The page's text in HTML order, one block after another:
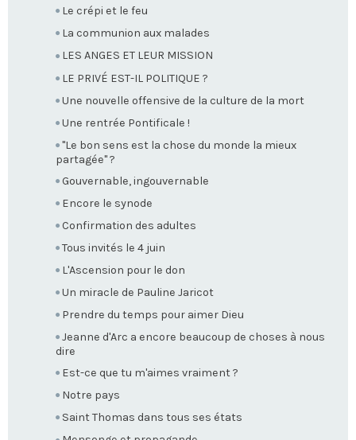
Le crépi et le feu
La communion aux malades
LES ANGES ET LEUR MISSION
LE PRIVÉ EST-IL POLITIQUE ?
Une nouvelle offensive de la culture de la mort
Une rentrée Pontificale !
"Le bon sens est la chose du monde la mieux
partagée" ?
Gouvernable, ingouvernable
Encore le synode
Confirmation des adultes
Tous invités le 4 juin
L'Ascension pour le don
Un miracle de Pauline Jaricot
Prendre du temps pour aimer Dieu
Jeanne d'Arc a encore beaucoup de choses à nous
dire
Est-ce que tu m'aimes vraiment ?
Notre pays
Saint Thomas dans tous ses états